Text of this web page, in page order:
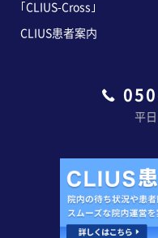
平
｢CLIUS-Cross｣
CLIUS患者案内